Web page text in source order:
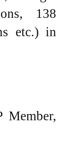
138
etc.) in